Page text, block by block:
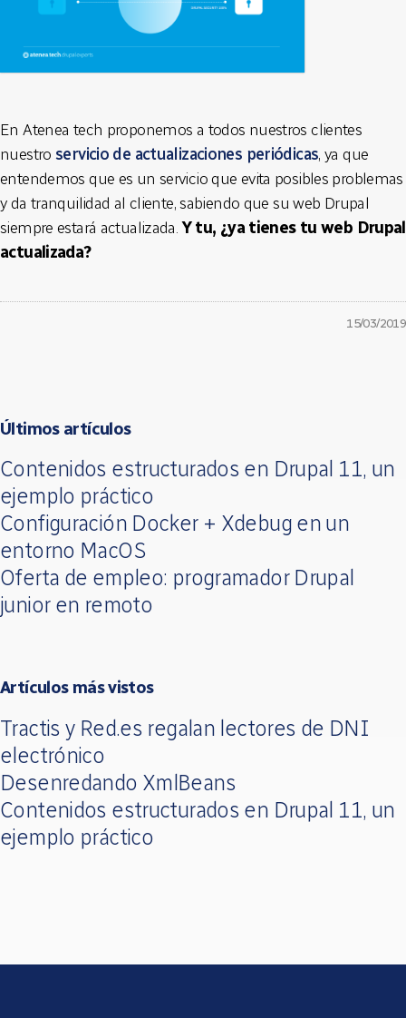
En Atenea tech proponemos a todos nuestros clientes
nuestro servicio de actualizaciones periódicas, ya que
entendemos que es un servicio que evita posibles problemas
y da tranquilidad al cliente, sabiendo que su web Drupal
siempre estará actualizada.Y tu, ¿ya tienes tu web Drupal
actualizada?
15/03/2019
Últimos artículos
Contenidos estructurados en Drupal 11, un
ejemplo práctico
Configuración Docker + Xdebug en un
entorno MacOS
Oferta de empleo: programador Drupal
junior en remoto
Artículos más vistos
Tractis y Red.es regalan lectores de DNI
electrónico
Desenredando XmlBeans
Contenidos estructurados en Drupal 11, un
ejemplo práctico